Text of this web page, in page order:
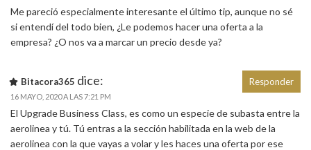
Me pareció especialmente interesante el último tip, aunque no sé
si entendí del todo bien, ¿Le podemos hacer una oferta a la
empresa? ¿O nos va a marcar un precio desde ya?
Bitacora365 dice:
16 MAYO, 2020 A LAS 7:21 PM
El Upgrade Business Class, es como un especie de subasta entre la
aerolinea y tú. Tú entras a la sección habilitada en la web de la
aerolinea con la que vayas a volar y les haces una oferta por ese
Responder